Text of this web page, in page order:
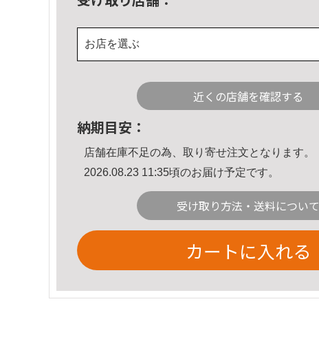
お店を選ぶ
近くの店舗を確認する
納期目安：
店舗在庫不足の為、取り寄せ注文となります。
2026.08.23 11:35頃のお届け予定です。
受け取り方法・送料について
カートに入れる